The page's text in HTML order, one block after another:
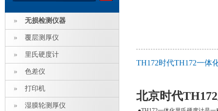
无损检测仪器
覆层测厚仪
里氏硬度计
色差仪
打印机
湿膜轮测厚仪
TH172时代TH172一体
北京时代